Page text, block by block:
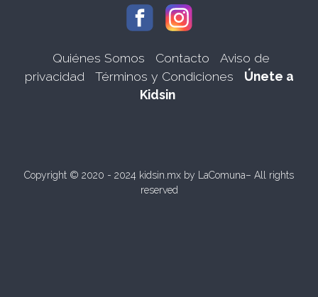
Quiénes Somos Contacto
Aviso de
privacidad
Términos y Condiciones
Únete a
Kidsin
Copyright © 2020 - 2024 kidsin.mx by LaComuna– All rights
reserved